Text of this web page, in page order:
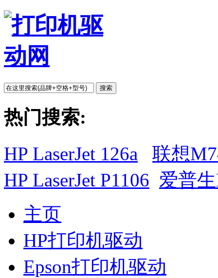
搜索
热门搜索:
HP LaserJet 126a
联想
HP LaserJet P1106 爱普
主页
HP打印机驱动
Epson打印机驱动